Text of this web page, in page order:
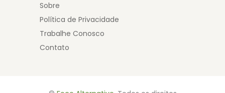
Sobre
Política de Privacidade
Trabalhe Conosco
Contato